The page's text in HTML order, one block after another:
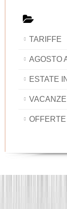
TARIFFE
AGOSTO
ESTATE